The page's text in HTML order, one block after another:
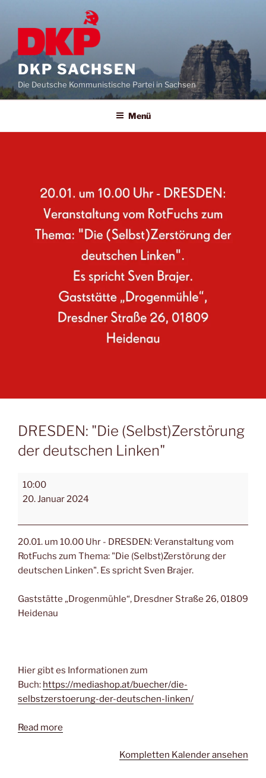
DKP SACHSEN
Die Deutsche Kommunistische Partei in Sachsen
Menü
DRESDEN: "Die (Selbst)Zerstörung
der deutschen Linken"
10:00
20. Januar 2024
20.01. um 10.00 Uhr - DRESDEN: Veranstaltung vom
RotFuchs zum Thema: "Die (Selbst)Zerstörung der
deutschen Linken". Es spricht Sven Brajer.
Gaststätte „Drogenmühle“, Dresdner Straße 26, 01809
Heidenau
Hier gibt es Informationen zum
Buch: https://mediashop.at/buecher/die-
selbstzerstoerung-der-deutschen-linken/
Read more
Kompletten Kalender ansehen